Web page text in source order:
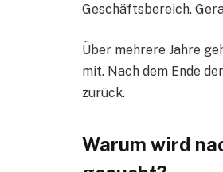
Geschäftsbereich.
Über mehrere Jahre
mit. Nach dem Ende
zurück.
Warum wird